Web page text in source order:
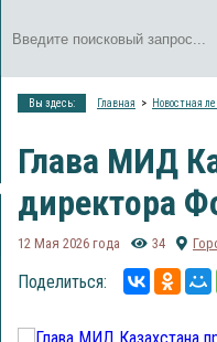
Вы здесь: Главная Новостная
Глава МИД
директора
12 Мая 2026 года 34
Поделиться: